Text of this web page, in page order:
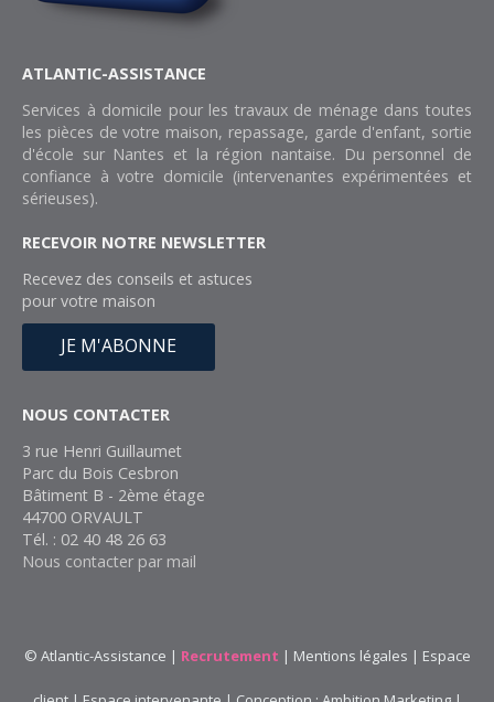
ATLANTIC-ASSISTANCE
Services à domicile pour les travaux de ménage dans toutes
les pièces de votre maison, repassage, garde d'enfant, sortie
d'école sur Nantes et la région nantaise. Du personnel de
confiance à votre domicile (intervenantes expérimentées et
sérieuses).
RECEVOIR NOTRE NEWSLETTER
Recevez des conseils et astuces
pour votre maison
JE M'ABONNE
NOUS CONTACTER
3 rue Henri Guillaumet
Parc du Bois Cesbron
Bâtiment B - 2ème étage
44700 ORVAULT
Tél. : 02 40 48 26 63
Nous contacter par mail
© Atlantic-Assistance | Recrutement | Mentions légales | Espace